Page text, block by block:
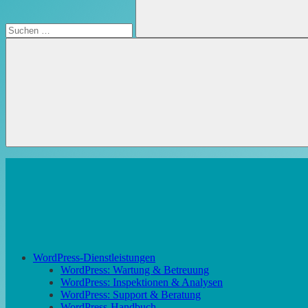
Suchen
WordPress-Dienstleistungen
WordPress: Wartung & Betreuung
WordPress: Inspektionen & Analysen
WordPress: Support & Beratung